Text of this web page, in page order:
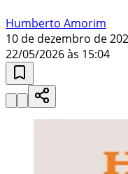
Humberto Amorim
10 de dezembro de
22/05/2026 às 15:04